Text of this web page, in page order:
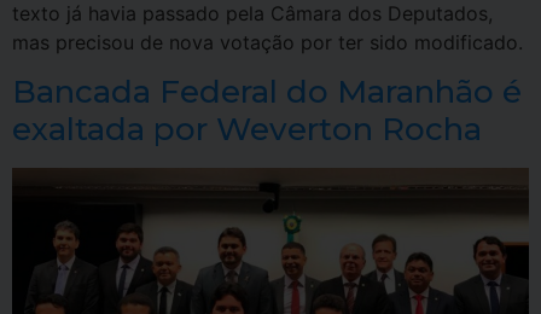
texto já havia passado pela Câmara dos Deputados,
mas precisou de nova votação por ter sido modificado.
Bancada Federal do Maranhão é
exaltada por Weverton Rocha